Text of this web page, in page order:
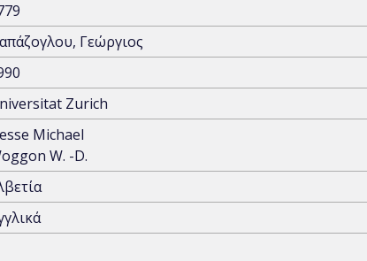
Γεώργιος
Zurich
Michael
W. -D.